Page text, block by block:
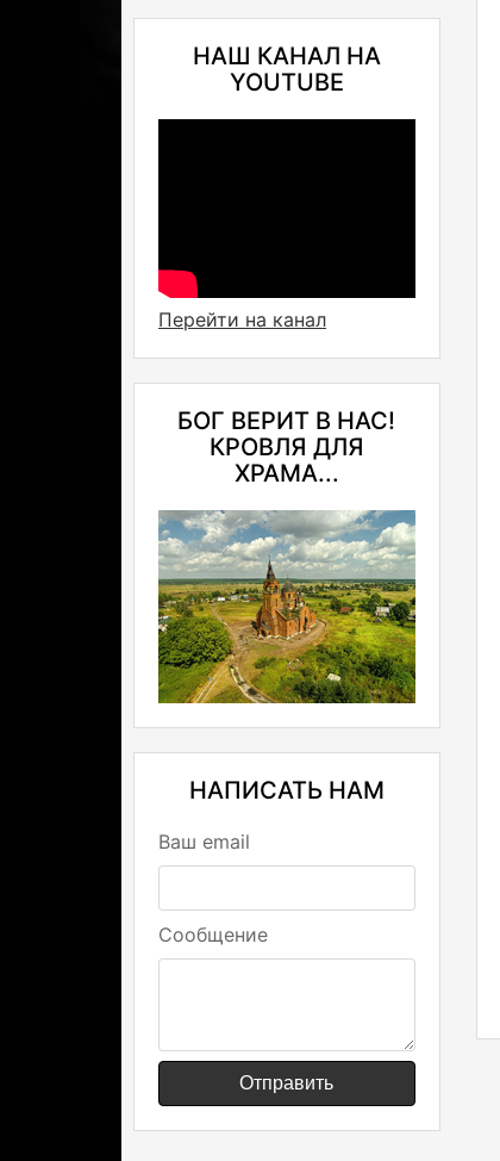
НАШ КАНАЛ НА
YOUTUBE
Перейти на канал
БОГ ВЕРИТ В НАС!
КРОВЛЯ ДЛЯ
ХРАМА...
НАПИСАТЬ НАМ
Ваш email
Сообщение
Отправить